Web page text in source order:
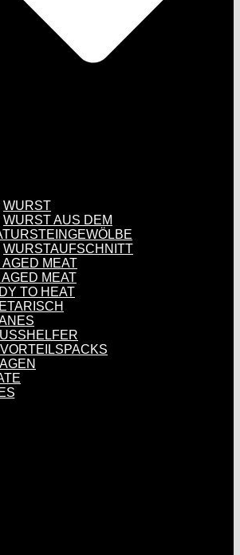
WURST
WURST AUS DEM
WURSTAUFSCHNITT
AGED MEAT
AGED MEAT
TO HEAT